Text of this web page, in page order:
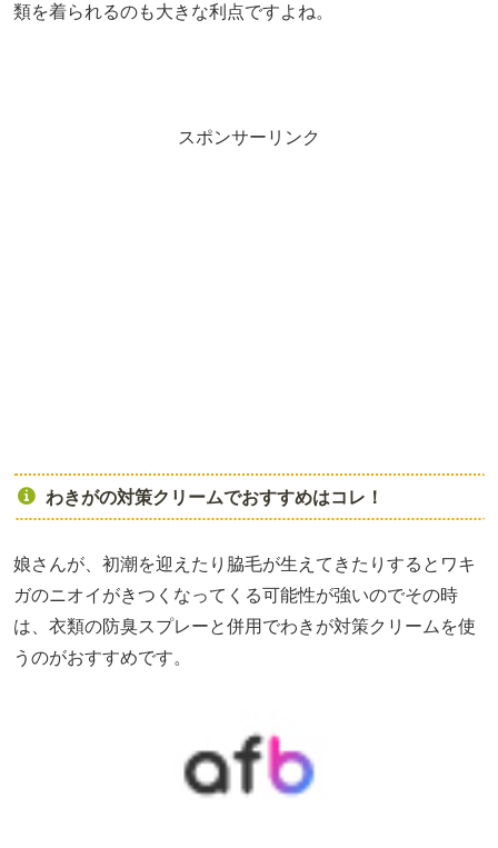
類を着られるのも大きな利点ですよね。
スポンサーリンク
わきがの対策クリームでおすすめはコレ！
娘さんが、初潮を迎えたり脇毛が生えてきたりするとワキ
ガのニオイがきつくなってくる可能性が強いのでその時
は、衣類の防臭スプレーと併用でわきが対策クリームを使
うのがおすすめです。